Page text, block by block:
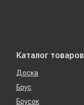
Каталог товаров
Доска
Брус
Брусок